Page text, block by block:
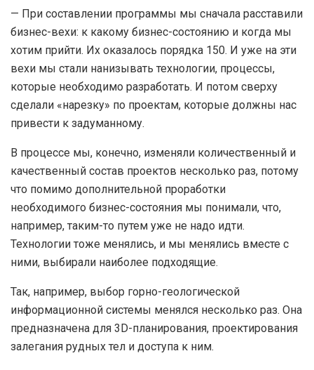
— При составлении программы мы сначала расставили
бизнес-вехи: к какому бизнес-состоянию и когда мы
хотим прийти. Их оказалось порядка 150. И уже на эти
вехи мы стали нанизывать технологии, процессы,
которые необходимо разработать. И потом сверху
сделали «нарезку» по проектам, которые должны нас
привести к задуманному.
В процессе мы, конечно, изменяли количественный и
качественный состав проектов несколько раз, потому
что помимо дополнительной проработки
необходимого бизнес-состояния мы понимали, что,
например, таким-то путем уже не надо идти.
Технологии тоже менялись, и мы менялись вместе с
ними, выбирали наиболее подходящие.
Так, например, выбор горно-геологической
информационной системы менялся несколько раз. Она
предназначена для 3D-планирования, проектирования
залегания рудных тел и доступа к ним.